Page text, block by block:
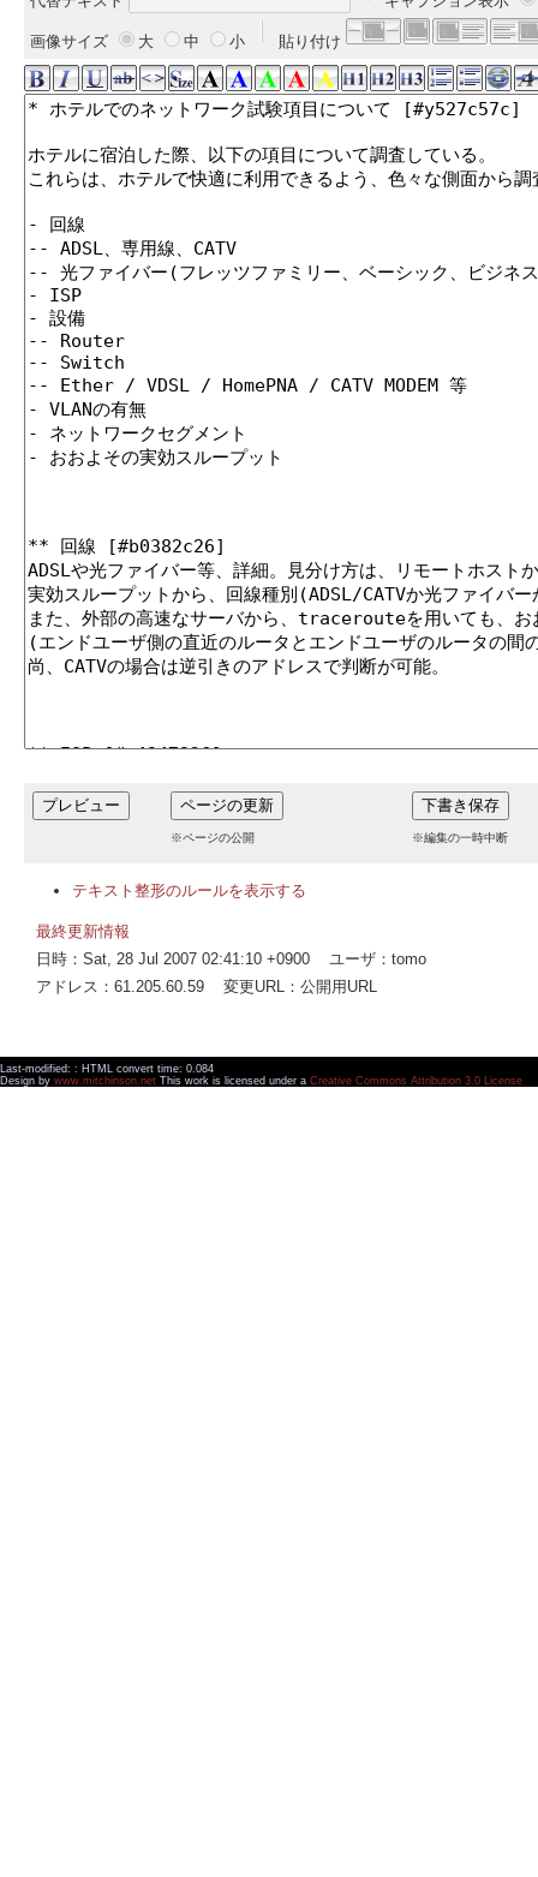
画像サイズ 大 中 小 貼り付け
※ページの公開 ※編集の一時中断
テキスト整形のルールを表示する
最終更新情報
日時：Sat, 28 Jul 2007 02:41:10 +0900 ユーザ：tomo
アドレス：61.205.60.59 変更URL：公開用URL
Last-modified: : HTML convert time: 0.084
Design by www.mitchinson.net This work is licensed under a Creative Commons Attribution 3.0 License